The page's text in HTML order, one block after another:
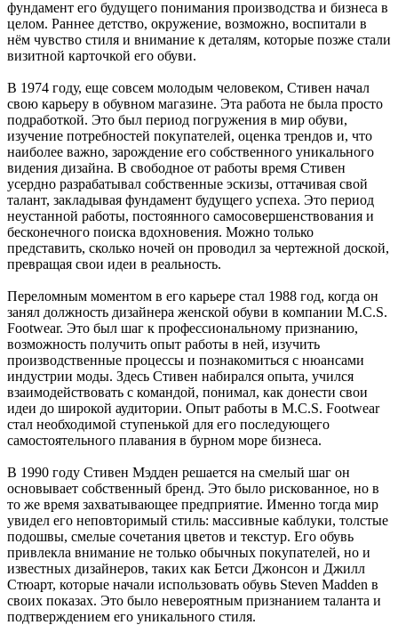
фундамент его будущего понимания производства и бизнеса в
целом. Раннее детство, окружение, возможно, воспитали в
нём чувство стиля и внимание к деталям, которые позже стали
визитной карточкой его обуви.
В 1974 году, еще совсем молодым человеком, Стивен начал
свою карьеру в обувном магазине. Эта работа не была просто
подработкой. Это был период погружения в мир обуви,
изучение потребностей покупателей, оценка трендов и, что
наиболее важно, зарождение его собственного уникального
видения дизайна. В свободное от работы время Стивен
усердно разрабатывал собственные эскизы, оттачивая свой
талант, закладывая фундамент будущего успеха. Это период
неустанной работы, постоянного самосовершенствования и
бесконечного поиска вдохновения. Можно только
представить, сколько ночей он проводил за чертежной доской,
превращая свои идеи в реальность.
Переломным моментом в его карьере стал 1988 год, когда он
занял должность дизайнера женской обуви в компании M.C.S.
Footwear. Это был шаг к профессиональному признанию,
возможность получить опыт работы в ней, изучить
производственные процессы и познакомиться с нюансами
индустрии моды. Здесь Стивен набирался опыта, учился
взаимодействовать с командой, понимал, как донести свои
идеи до широкой аудитории. Опыт работы в M.C.S. Footwear
стал необходимой ступенькой для его последующего
самостоятельного плавания в бурном море бизнеса.
В 1990 году Стивен Мэдден решается на смелый шаг он
основывает собственный бренд. Это было рискованное, но в
то же время захватывающее предприятие. Именно тогда мир
увидел его неповторимый стиль: массивные каблуки, толстые
подошвы, смелые сочетания цветов и текстур. Его обувь
привлекла внимание не только обычных покупателей, но и
известных дизайнеров, таких как Бетси Джонсон и Джилл
Стюарт, которые начали использовать обувь Steven Madden в
своих показах. Это было невероятным признанием таланта и
подтверждением его уникального стиля.